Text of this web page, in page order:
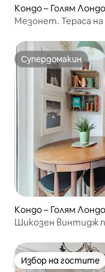
Кондо – Голям
Мезонет. Тераса
Супердомакин
Супердомакин
Кондо – Голям
Шикозен винтидж
Избор на гостите
Избор на гостите